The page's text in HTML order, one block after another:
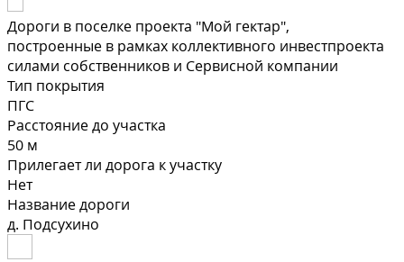
Дороги в поселке проекта "Мой гектар",
построенные в рамках коллективного инвестпроекта
силами собственников и Сервисной компании
Тип покрытия
ПГС
Расстояние до участка
50 м
Прилегает ли дорога к участку
Нет
Название дороги
д. Подсухино